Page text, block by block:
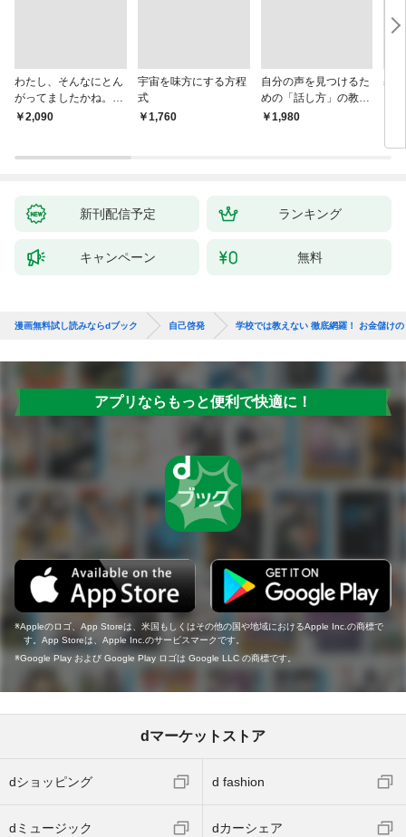
わたし、そんなにとん
がってましたかね。
獅子座、Ａ型、丙午は
￥2,090
宇宙を味方にする方程
式
￥1,760
自分の声を見つけるた
めの「話し方」の教
室 Ｏｒａｃｙ（オラ
￥1,980
基
新刊配信予定 ランキング
キャンペーン 無料
漫画無料試し読みならdブック 自己啓発 学校では教えない 徹底網羅！ お金儲け
アプリならもっと便利で快適に！
Appleのロゴ、App Storeは、米国もしくはその他の国や地域におけるApple Inc.の商標で
す。App Storeは、Apple Inc.のサービスマークです。
Google Play および Google Play ロゴは Google LLC の商標です。
dマーケットストア
dショッピング d fashion
dミュージック dカーシェア